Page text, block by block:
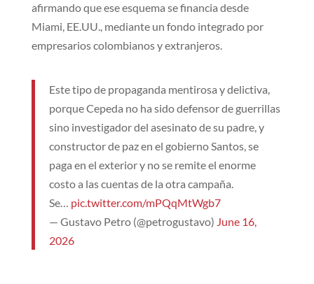
afirmando que ese esquema se financia desde
Miami, EE.UU., mediante un fondo integrado por
empresarios colombianos y extranjeros.
Este tipo de propaganda mentirosa y delictiva,
porque Cepeda no ha sido defensor de guerrillas
sino investigador del asesinato de su padre, y
constructor de paz en el gobierno Santos, se
paga en el exterior y no se remite el enorme
costo a las cuentas de la otra campaña.
Se… pic.twitter.com/mPQqMtWgb7
— Gustavo Petro (@petrogustavo) June 16,
2026